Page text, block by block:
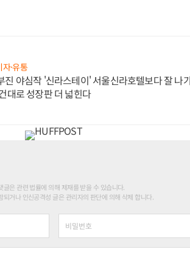
·유통
진 야심작 '신라스테이' 서울신라호텔보다 잘 나
대로 성장판 더 넓힌다
은 관련 법률에 의해 제재를 받을 수 있습니다.
거나 인신공격성 글은 관리자의 판단에 의해 삭제 합니다.